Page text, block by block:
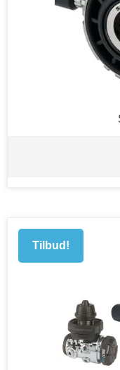
Tilbud!